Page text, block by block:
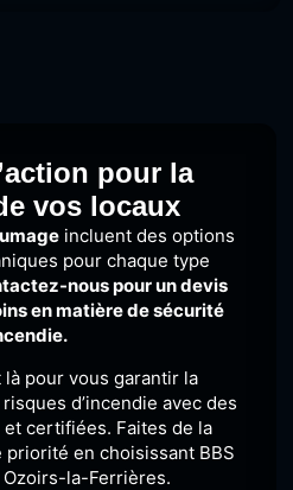
pour la
vos locaux
incluent des options
pour chaque type
nous pour un devis
en matière de sécurité
là pour vous garantir la
d’incendie avec des
certifiées. Faites de la
en choisissant BBS
la-Ferrières.